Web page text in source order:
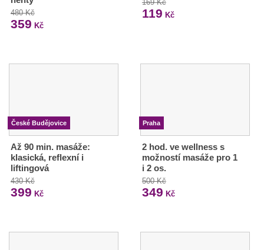
480 Kč
359 Kč
169 Kč
119 Kč
České Budějovice
Až 90 min. masáže:
klasická, reflexní i
liftingová
430 Kč
399 Kč
Praha
2 hod. ve wellness s
možností masáže pro 1
i 2 os.
500 Kč
349 Kč